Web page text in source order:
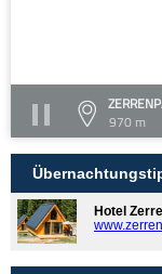
970 m
Hotel